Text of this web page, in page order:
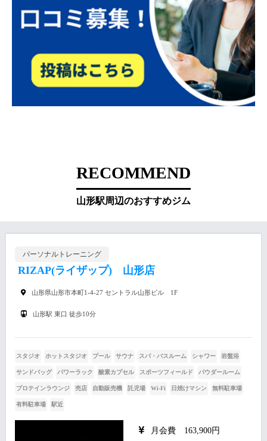
RECOMMEND
山形駅周辺のおすすめジム
パーソナルトレーニング
RIZAP(ライザップ) 山形店
山形県山形市本町1-4-27 セントラル山形ビル 1F
山形駅 東口 徒歩10分
スタジオ ホットスタジオ プール サウナ スパ・バスルーム シャワー 岩盤浴
サンドバッグ パワーラック 酸素カプセル スポーツフィールド パウダールーム
プロテインラウンジ 売店 自動販売機 託児場 Wi-Fi 日焼けマシン 無料駐車場
有料駐車場 駅近
月会費 163,900円